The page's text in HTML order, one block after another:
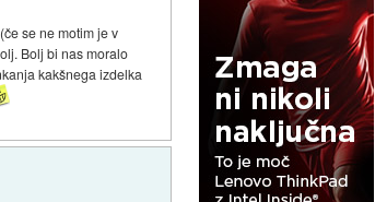
se ne motim je v
Bolj bi nas moralo
kakšnega izdelka